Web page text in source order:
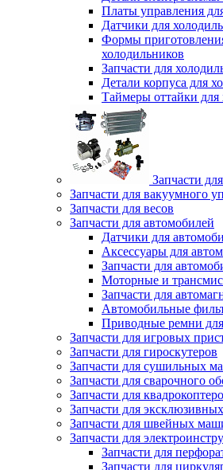
Платы управления
Датчики для
Формы
холодильников
Запчасти для
Детали корпуса для
Таймеры оттайки для
Запчасти
Запчасти для вакуумного
Запчасти для весов
Запчасти для автомобилей
Датчики для
Аксессуары для
Запчасти для
Моторные и
Запчасти для
Автомобильные
Приводные ремни
Запчасти для игровых
Запчасти для гироскутеров
Запчасти для сушильных
Запчасти для сварочного
Запчасти для
Запчасти для
Запчасти для швейных
Запчасти для
Запчасти для
Запчасти для